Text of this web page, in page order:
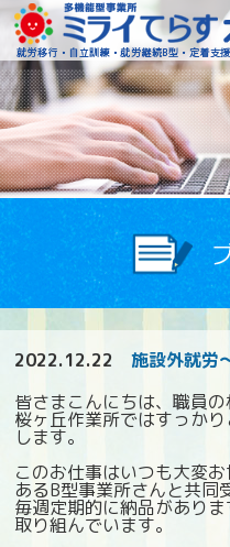
2022.12.22
施設外就労
皆さまこんにちは、職員の
桜ヶ丘作業所ではすっか
します。
このお仕事はいつも大変
あるB型事業所さんと共同
毎週定期的に納品があり
取り組んでいます。